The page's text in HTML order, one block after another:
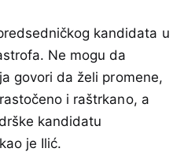
kandidata u
Ne mogu da
govori da želi promene,
i raštrkano, a
kandidatu
je Ilić.